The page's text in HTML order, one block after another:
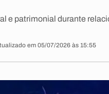
e patrimonial durante
em 05/07/2026 às 15:55